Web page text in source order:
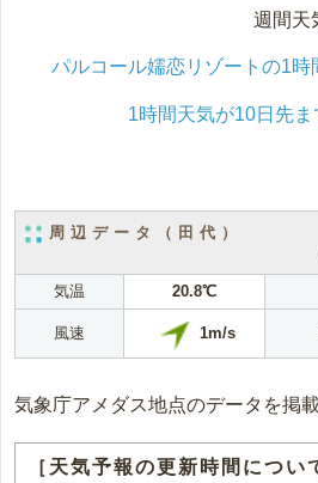
週間天
パルコール嬬恋リゾートの1
1時間天気が10日先ま
周辺データ（田代）
気温 20.8℃
風速 1m/s
気象庁アメダス地点のデータを掲
［天気予報の更新時間につい